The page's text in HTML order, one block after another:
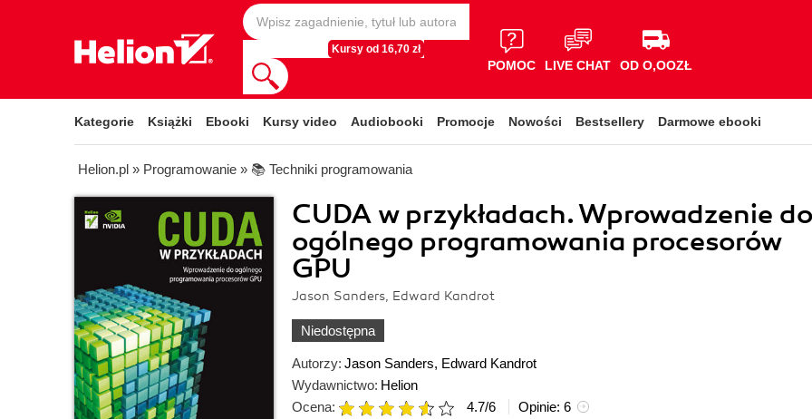
Kursy od 16,70 zł
POMOC LIVE CHAT OD O,OOZŁ
Kategorie Książki Ebooki Kursy video Audiobooki Promocje Nowości Bestsellery Darmowe ebooki
Helion.pl » Programowanie » 📚 Techniki programowania
CUDA w przykładach. Wprowadzenie do
ogólnego programowania procesorów
GPU
Jason Sanders, Edward Kandrot
Niedostępna
Autorzy: Jason Sanders, Edward Kandrot
Wydawnictwo: Helion
Ocena:
4.7/6 Opinie: 6